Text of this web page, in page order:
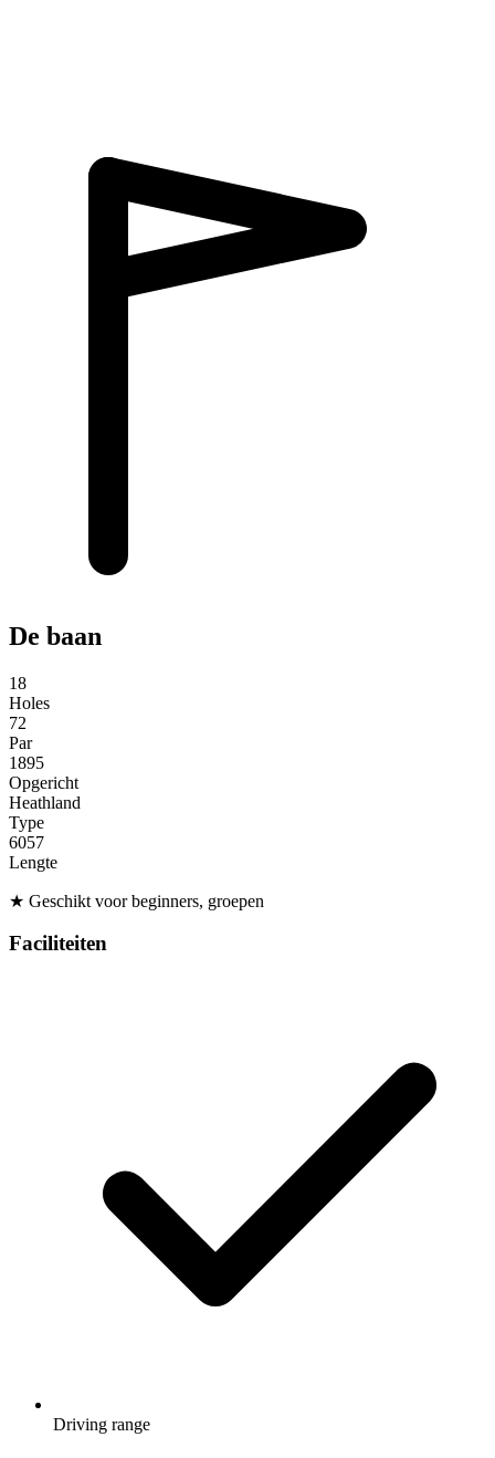
De baan
18
Holes
72
Par
1895
Opgericht
Heathland
Type
6057
Lengte
★ Geschikt voor beginners, groepen
Faciliteiten
Driving range